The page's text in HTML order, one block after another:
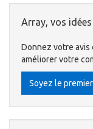
Array, vos
Donnez votre avis
améliorer votre
Soyez le